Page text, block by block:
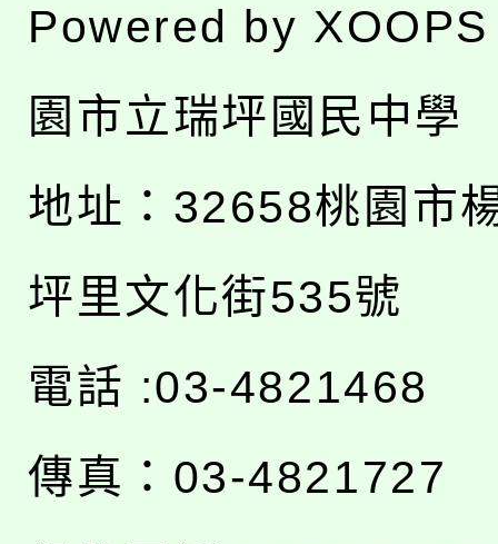
Powered by XOOPS
園市立瑞坪國民中學
地址： 32658桃園市
坪里文化街535號
電話 :03-4821468
傳真：03-4821727